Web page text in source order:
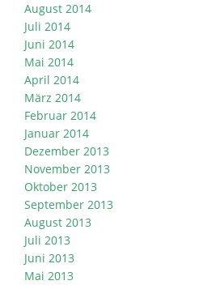
August 2014
Juli 2014
Juni 2014
Mai 2014
April 2014
März 2014
Februar 2014
Januar 2014
Dezember 2013
November 2013
Oktober 2013
September 2013
August 2013
Juli 2013
Juni 2013
Mai 2013